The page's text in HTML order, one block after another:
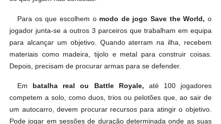
Para os que escolhem omodo de jogo Save the World, o
jogador junta-se a outros 3 parceiros que trabalham em equipa
para alcançar um objetivo. Quando aterram na ilha, recebem
materiais como madeira, tijolo e metal para construir coisas.
Depois, precisam de procurar armas para se defender.
Em batalha real ou Battle Royale, até 100 jogadores
competem a solo, como duos, trios ou pelotões que, ao sair de
um autocarro, devem procurar recursos para atingir o objetivo.
Pode jogar em sessões de duração determinada onde as suas